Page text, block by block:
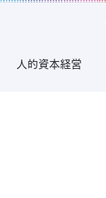
人的資本経営